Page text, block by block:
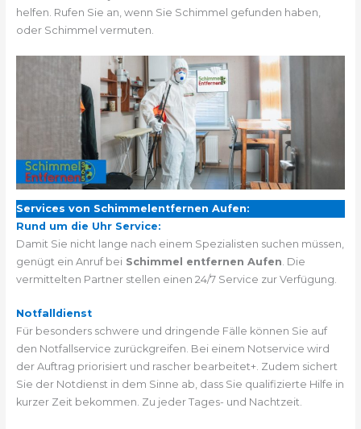
helfen. Rufen Sie an, wenn Sie Schimmel gefunden haben,
oder Schimmel vermuten.
Services von Schimmelentfernen Aufen:
Rund um die Uhr Service:
Damit Sie nicht lange nach einem Spezialisten suchen müssen,
genügt ein Anruf bei Schimmel entfernen Aufen . Die
vermittelten Partner stellen einen 24/7 Service zur Verfügung.
Notfalldienst
Für besonders schwere und dringende Fälle können Sie auf
den Notfallservice zurückgreifen. Bei einem Notservice wird
der Auftrag priorisiert und rascher bearbeitet+. Zudem sichert
Sie der Notdienst in dem Sinne ab, dass Sie qualifizierte Hilfe in
kurzer Zeit bekommen. Zu jeder Tages- und Nachtzeit.